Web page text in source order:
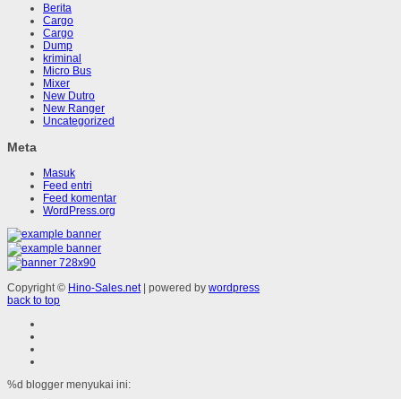
Berita
Cargo
Cargo
Dump
kriminal
Micro Bus
Mixer
New Dutro
New Ranger
Uncategorized
Meta
Masuk
Feed entri
Feed komentar
WordPress.org
Copyright © Hino-Sales.net| powered by wordpress
back to top
%d blogger menyukai ini: